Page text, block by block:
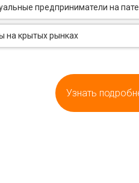
предприниматели на
на крытых рынках
Узнать